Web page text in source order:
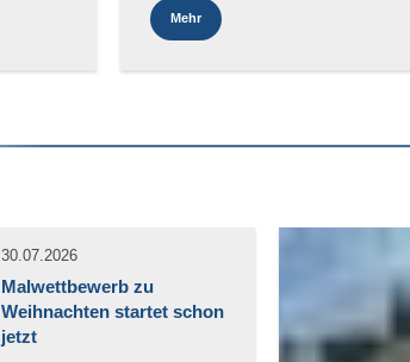
Mehr
30.07.2026
Malwettbewerb zu
Weihnachten startet schon
jetzt